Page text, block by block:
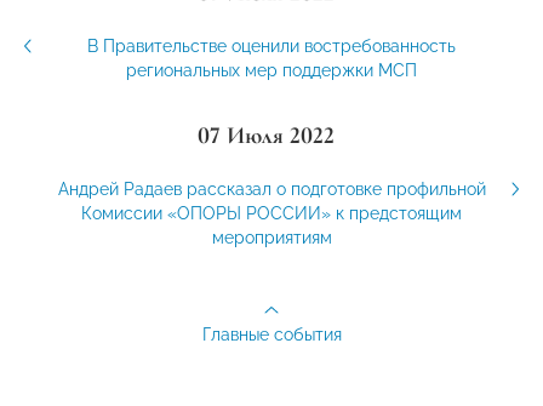
В Правительстве оценили востребованность
региональных мер поддержки МСП
07 Июля 2022
Андрей Радаев рассказал о подготовке профильной
Комиссии «ОПОРЫ РОССИИ» к предстоящим
мероприятиям
Главные события